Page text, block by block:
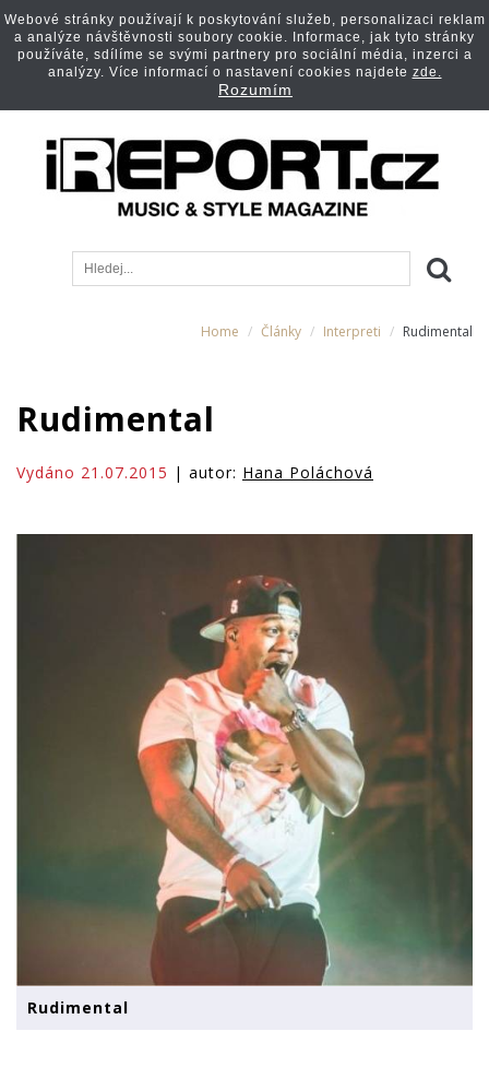
Home Články Interpreti Rudimental
Rudimental
Vydáno 21.07.2015 | autor: Hana Poláchová
Rudimental
Webové stránky používají k poskytování služeb, personalizaci reklam
a analýze návštěvnosti soubory cookie. Informace, jak tyto stránky
používáte, sdílíme se svými partnery pro sociální média, inzerci a
analýzy. Více informací o nastavení cookies najdete zde.
Rozumím